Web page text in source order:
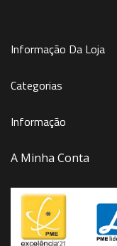
Informação Da Loja
Categorias
Informação
A Minha Conta